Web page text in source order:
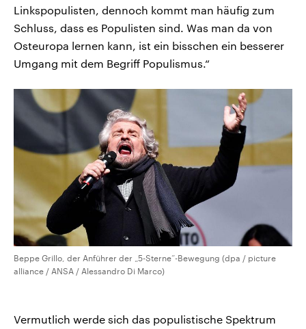
Linkspopulisten, dennoch kommt man häufig zum
Schluss, dass es Populisten sind. Was man da von
Osteuropa lernen kann, ist ein bisschen ein besserer
Umgang mit dem Begriff Populismus.“
Beppe Grillo, der Anführer der „5-Sterne“-Bewegung (dpa / picture
alliance / ANSA / Alessandro Di Marco)
Vermutlich werde sich das populistische Spektrum